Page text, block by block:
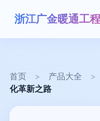
首页 > 产品大全 >
化革新之路